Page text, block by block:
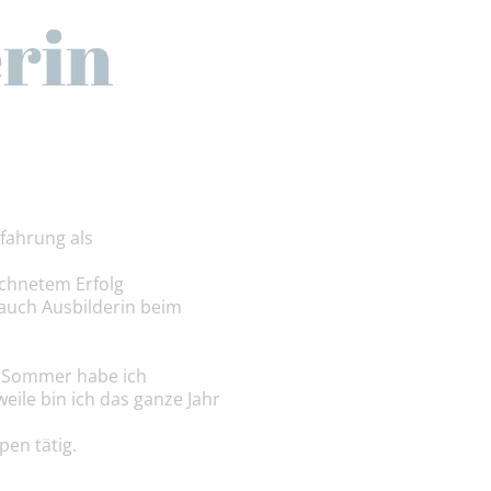
als
Erfolg
Ausbilderin beim
habe ich
bin ich das ganze Jahr
tätig.